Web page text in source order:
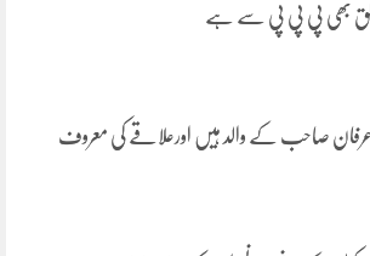
تعلق بھی پی پی پی سے ہے
عرفان صاحب کے والد ہیں اورعلاقے کی معروف